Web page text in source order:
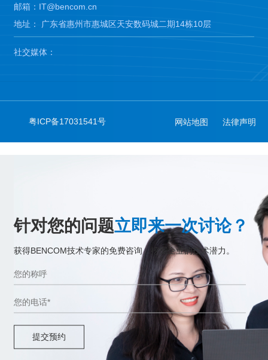
邮箱：IT@bencom.cn
地址： 广东省惠州市惠城区天安数码城二期14栋10层
社交媒体：
粤ICP备17031541号 网站地图 法律声明
针对您的问题立即来一次讨论？
获得BENCOM技术专家的免费咨询，挖掘企业的技术潜力。
提交预约